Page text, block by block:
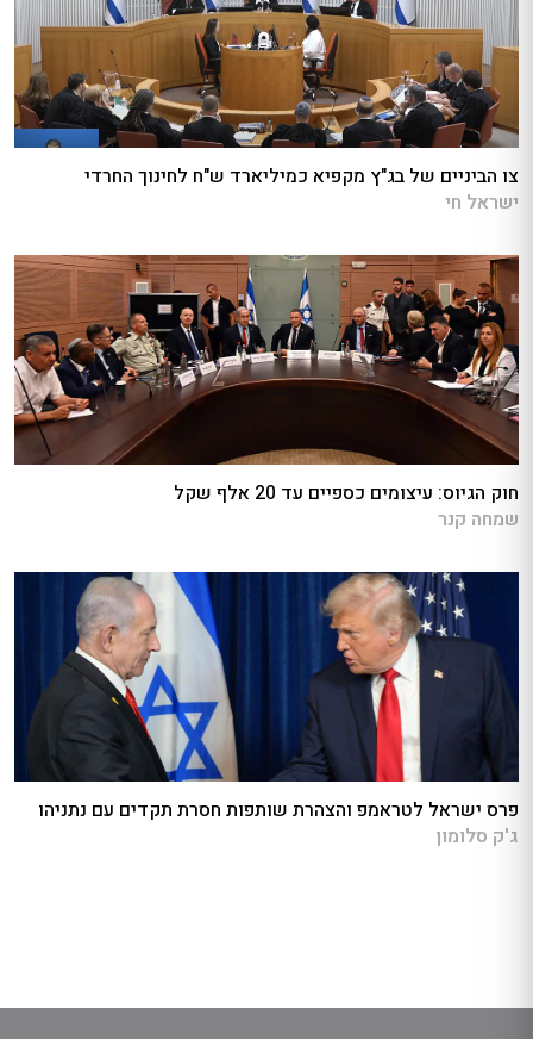
צו הביניים של בג"ץ מקפיא כמיליארד ש"ח לחינוך החרדי
ישראל חי
חוק הגיוס: עיצומים כספיים עד 20 אלף שקל
שמחה קנר
פרס ישראל לטראמפ והצהרת שותפות חסרת תקדים עם נתניהו
ג'ק סלומון